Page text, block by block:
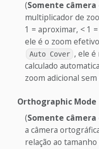
(Somente
multiplicador de
1 = aproximar, < 1
ele é o zoom
Auto Cover , ele
calculado
zoom adicional
Orthographic Mode
(Somente
a câmera
relação ao